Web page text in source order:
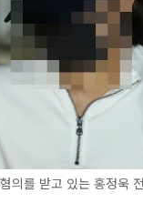
의를 받고 있는 홍정욱